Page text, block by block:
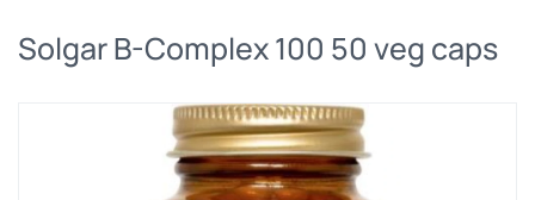
Solgar B-Complex 100 50 veg caps